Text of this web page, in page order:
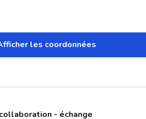
les coordonnées
- échange